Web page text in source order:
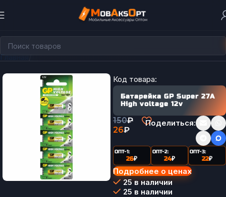
Главная Держатели для телефона
Код товара:
Батарейка GP Super 27A
High voltage 12v
150₽
26₽
Поделиться:
ОПТ-1:
26₽
ОПТ-2:
24₽
ОПТ-3:
22₽
Подробнее о ценах
25 в наличии
25 в наличии